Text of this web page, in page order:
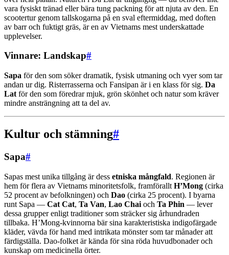
vara fysiskt tränad eller bära tung packning för att njuta av den. En
scootertur genom tallskogarna på en sval eftermiddag, med doften
av barr och fuktigt gräs, är en av Vietnams mest underskattade
upplevelser.
Vinnare: Landskap#
Sapa för den som söker dramatik, fysisk utmaning och vyer som tar
andan ur dig. Risterrasserna och Fansipan är i en klass för sig. Da
Lat för den som föredrar mjuk, grön skönhet och natur som kräver
mindre ansträngning att ta del av.
Kultur och stämning#
Sapa#
Sapas mest unika tillgång är dess etniska mångfald. Regionen är
hem för flera av Vietnams minoritetsfolk, framförallt H’Mong (cirka
52 procent av befolkningen) och Dao (cirka 25 procent). I byarna
runt Sapa — Cat Cat, Ta Van, Lao Chai och Ta Phin — lever
dessa grupper enligt traditioner som sträcker sig århundraden
tillbaka. H’Mong-kvinnorna bär sina karakteristiska indigofärgade
kläder, vävda för hand med intrikata mönster som tar månader att
färdigställa. Dao-folket är kända för sina röda huvudbonader och
kunskap om medicinella örter.